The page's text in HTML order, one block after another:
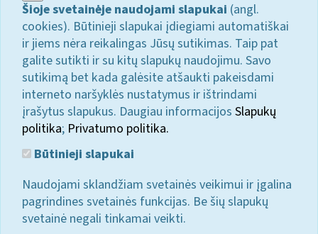
Šioje svetainėje naudojami slapukai (angl.
cookies). Būtinieji slapukai įdiegiami automatiškai
ir jiems nėra reikalingas Jūsų sutikimas. Taip pat
galite sutikti ir su kitų slapukų naudojimu. Savo
sutikimą bet kada galėsite atšaukti pakeisdami
interneto naršyklės nustatymus ir ištrindami
įrašytus slapukus. Daugiau informacijos Slapukų
politika; Privatumo politika.
Būtinieji slapukai
Naudojami sklandžiam svetainės veikimui ir įgalina
pagrindines svetainės funkcijas. Be šių slapukų
svetainė negali tinkamai veikti.